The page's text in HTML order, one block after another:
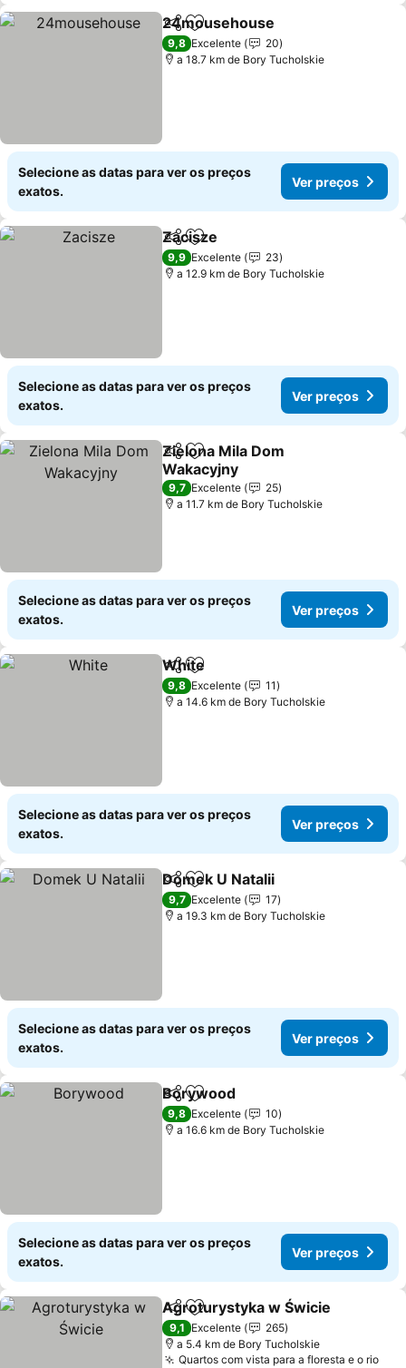
PartilharAdicionar aos favoritos
24mousehouse
9,8 Excelente
20
a 18.7 km de Bory Tucholskie
Selecione as datas para ver os preços
exatos.
Ver preços
PartilharAdicionar aos favoritos
Zacisze
9,9 Excelente
23
a 12.9 km de Bory Tucholskie
Selecione as datas para ver os preços
exatos.
Ver preços
PartilharAdicionar aos favoritos
Zielona Mila Dom
Wakacyjny
Ver preços
9,7 Excelente
25
a 11.7 km de Bory Tucholskie
Selecione as datas para ver os preços
exatos.
Ver preços
PartilharAdicionar aos favoritos
White
9,8 Excelente
11
a 14.6 km de Bory Tucholskie
Selecione as datas para ver os preços
exatos.
Ver preços
PartilharAdicionar aos favoritos
Domek U Natalii
9,7 Excelente
17
a 19.3 km de Bory Tucholskie
Selecione as datas para ver os preços
exatos.
Ver preços
PartilharAdicionar aos favoritos
Borywood
9,8 Excelente
10
a 16.6 km de Bory Tucholskie
Selecione as datas para ver os preços
exatos.
Ver preços
PartilharAdicionar aos favoritos
Agroturystyka w Świcie
9,1 Excelente
265
a 5.4 km de Bory Tucholskie
Quartos com vista para a floresta e o rioVer